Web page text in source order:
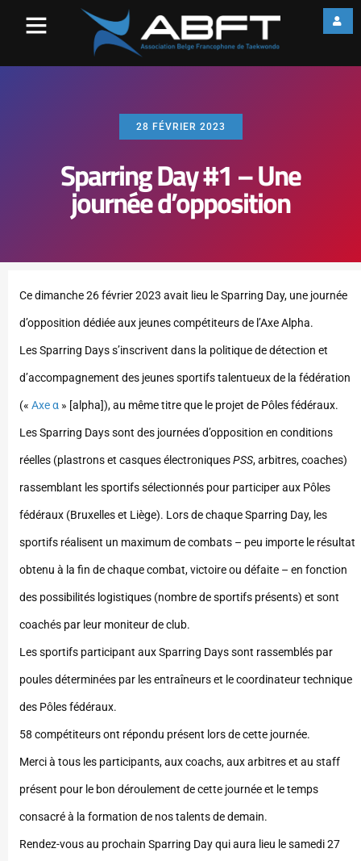
28 FÉVRIER 2023
Sparring Day #1 – Une
journée d’opposition
Ce dimanche 26 février 2023 avait lieu le Sparring Day, une journée
d’opposition dédiée aux jeunes compétiteurs de l’Axe Alpha.
Les Sparring Days s’inscrivent dans la politique de détection et
d’accompagnement des jeunes sportifs talentueux de la fédération
(« Axe α » [alpha]), au même titre que le projet de Pôles fédéraux.
Les Sparring Days sont des journées d’opposition en conditions
réelles (plastrons et casques électroniquesPSS, arbitres, coaches)
rassemblant les sportifs sélectionnés pour participer aux Pôles
fédéraux (Bruxelles et Liège). Lors de chaque Sparring Day, les
sportifs réalisent un maximum de combats – peu importe le résultat
obtenu à la fin de chaque combat, victoire ou défaite – en fonction
des possibilités logistiques (nombre de sportifs présents) et sont
coachés par leur moniteur de club.
Les sportifs participant aux Sparring Days sont rassemblés par
poules déterminées par les entraîneurs et le coordinateur technique
des Pôles fédéraux.
58 compétiteurs ont répondu présent lors de cette journée.
Merci à tous les participants, aux coachs, aux arbitres et au staff
présent pour le bon déroulement de cette journée et le temps
consacré à la formation de nos talents de demain.
Rendez-vous au prochain Sparring Day qui aura lieu le samedi 27